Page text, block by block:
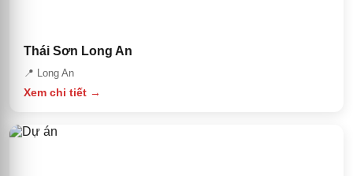
Thái Sơn Long An
📍 Long An
Xem chi tiết →